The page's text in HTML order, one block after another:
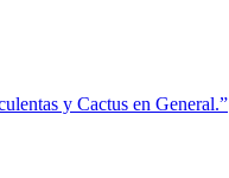
y Cactus en General.”